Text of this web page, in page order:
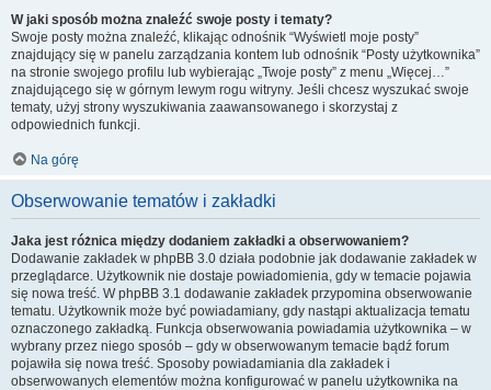
W jaki sposób można znaleźć swoje posty i tematy?
Swoje posty można znaleźć, klikając odnośnik “Wyświetl moje posty”
znajdujący się w panelu zarządzania kontem lub odnośnik “Posty użytkownika”
na stronie swojego profilu lub wybierając „Twoje posty” z menu „Więcej…”
znajdującego się w górnym lewym rogu witryny. Jeśli chcesz wyszukać swoje
tematy, użyj strony wyszukiwania zaawansowanego i skorzystaj z
odpowiednich funkcji.
Na górę
Obserwowanie tematów i zakładki
Jaka jest różnica między dodaniem zakładki a obserwowaniem?
Dodawanie zakładek w phpBB 3.0 działa podobnie jak dodawanie zakładek w
przeglądarce. Użytkownik nie dostaje powiadomienia, gdy w temacie pojawia
się nowa treść. W phpBB 3.1 dodawanie zakładek przypomina obserwowanie
tematu. Użytkownik może być powiadamiany, gdy nastąpi aktualizacja tematu
oznaczonego zakładką. Funkcja obserwowania powiadamia użytkownika – w
wybrany przez niego sposób – gdy w obserwowanym temacie bądź forum
pojawiła się nowa treść. Sposoby powiadamiania dla zakładek i
obserwowanych elementów można konfigurować w panelu użytkownika na